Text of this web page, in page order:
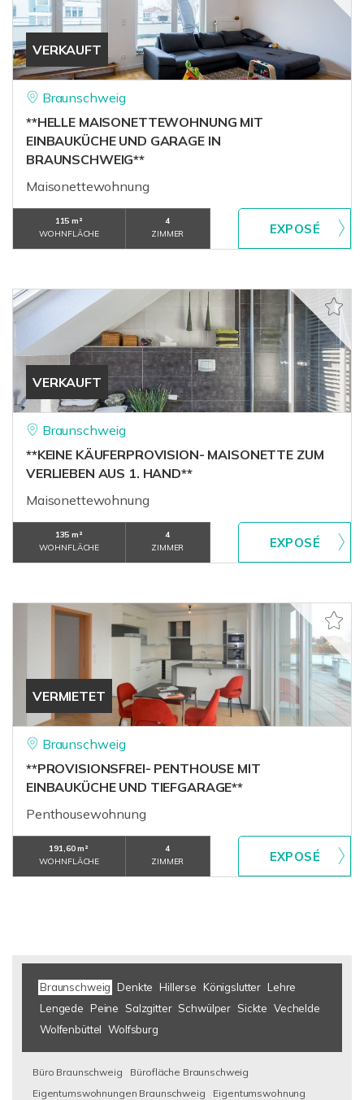
VERKAUFT
Braunschweig
**HELLE MAISONETTEWOHNUNG MIT
EINBAUKÜCHE UND GARAGE IN
BRAUNSCHWEIG**
Maisonettewohnung
115 m²
WOHNFLÄCHE
4
ZIMMER
VERKAUFT
Braunschweig
**KEINE KÄUFERPROVISION- MAISONETTE ZUM
VERLIEBEN AUS 1. HAND**
Maisonettewohnung
135 m²
WOHNFLÄCHE
4
ZIMMER
VERMIETET
Braunschweig
**PROVISIONSFREI- PENTHOUSE MIT
EINBAUKÜCHE UND TIEFGARAGE**
Penthousewohnung
191,60 m²
WOHNFLÄCHE
4
ZIMMER
Braunschweig Denkte Hillerse Königslutter Lehre
Lengede
Peine Salzgitter Schwülper Sickte Vechelde
Wolfenbüttel Wolfsburg
Büro Braunschweig
Bürofläche Braunschweig
Eigentumswohnungen Braunschweig
Eigentumswohnung